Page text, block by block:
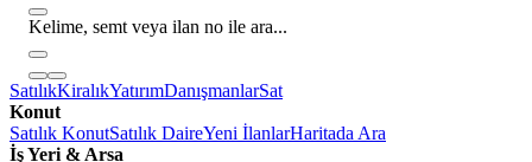
Kelime, semt veya ilan no ile ara...
SatılıkKiralıkYatırımDanışmanlarSat
Konut
Satılık KonutSatılık DaireYeni İlanlarHaritada Ara
İş Yeri & Arsa